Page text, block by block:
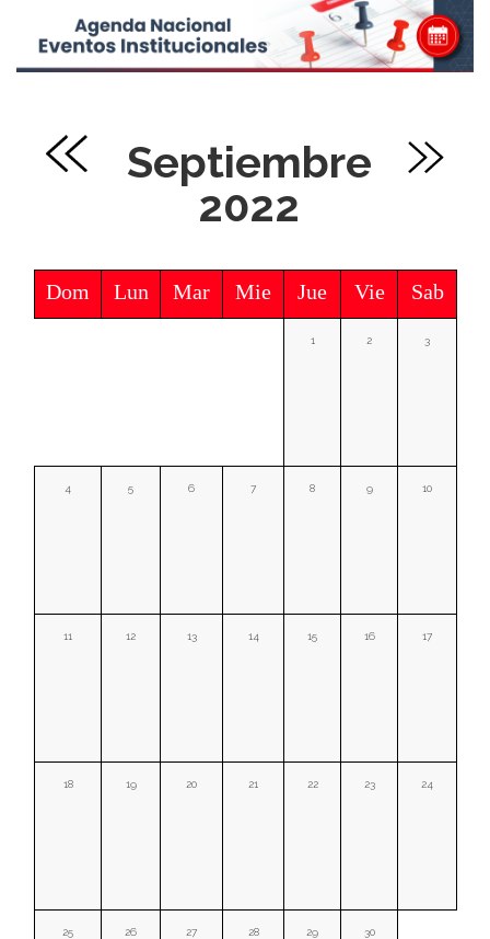
Septiembre
2022
Dom Lun Mar Mie Jue Vie Sab
1 2 3
4 5 6 7 8 9 10
11 12 13 14 15 16 17
18 19 20 21 22 23 24
25 26 27 28 29 30